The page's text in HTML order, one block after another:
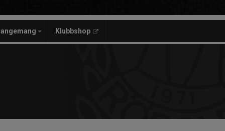
Klubbshop